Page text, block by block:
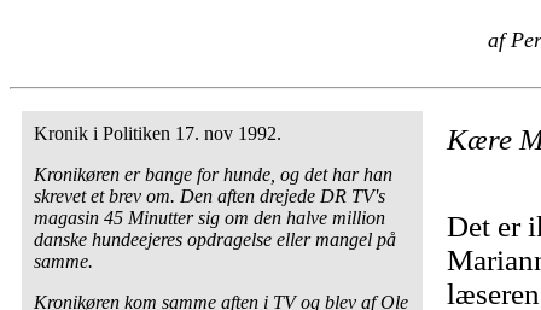
af
Kronik i Politiken 17. nov 1992.
Kronikøren er bange for hunde, og det har han
skrevet et brev om. Den aften drejede DR TV's
magasin 45 Minutter sig om den halve million
danske hundeejeres opdragelse eller mangel på
samme.
Kronikøren kom samme aften i TV og blev af Ole
Kære
Det er